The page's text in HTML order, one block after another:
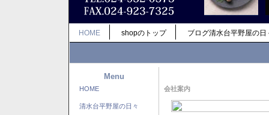
HOME shopのトップ ブログ清水台平野屋の日
Menu
HOME
清水台平野屋の日々
会社案内